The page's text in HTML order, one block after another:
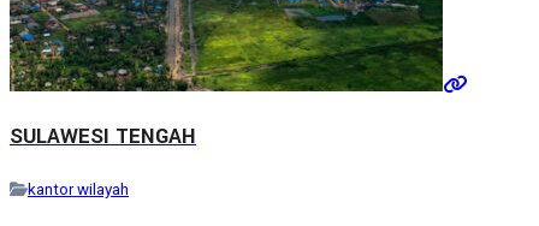
SULAWESI TENGAH
kantor wilayah